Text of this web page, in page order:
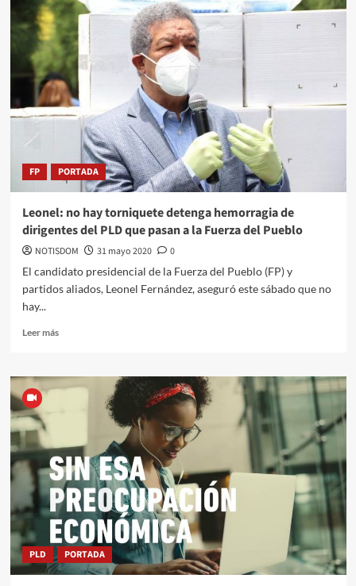
FP PORTADA
Leonel: no hay torniquete detenga hemorragia de
dirigentes del PLD que pasan a la Fuerza del Pueblo
NOTISDOM 31 mayo 2020
0
El candidato presidencial de la Fuerza del Pueblo (FP) y
partidos aliados, Leonel Fernández, aseguró este sábado que no
hay...
Leer más
PLD PORTADA